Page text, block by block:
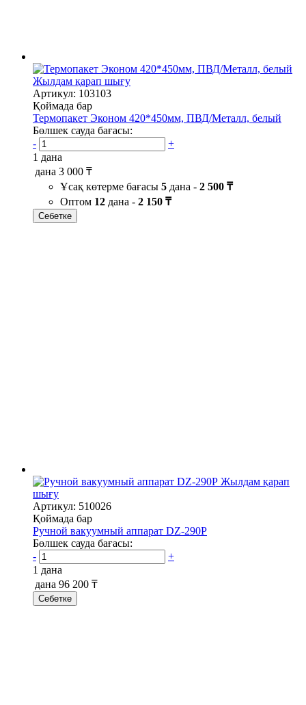
Жылдам қарап шығу
Артикул: 103103
Қоймада бар
Термопакет Эконом 420*450мм, ПВД/Металл, белый
Бөлшек сауда бағасы:
-
+
1 дана
дана 3 000 ₸
Ұсақ көтерме бағасы 5 дана - 2 500 ₸
Оптом 12 дана - 2 150 ₸
Себетке
Жылдам қарап
шығу
Артикул: 510026
Қоймада бар
Ручной вакуумный аппарат DZ-290P
Бөлшек сауда бағасы:
-
+
1 дана
дана 96 200 ₸
Себетке